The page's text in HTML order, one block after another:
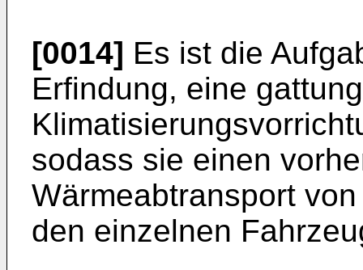
[0014] Es ist die
Erfindung, eine
sodass sie einen
Wärmeabtransport
den einzelnen